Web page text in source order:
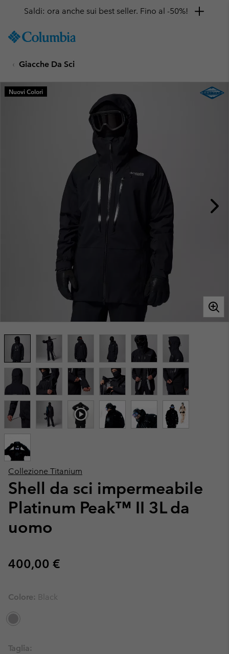
TO
SKIP
MAIN
NAV
Saldi: ora anche sui best seller. Fino al -50%!
Giacche Da Sci
Collezione Titanium
Shell da sci impermeabile
Platinum Peak™ II 3L da
uomo
Regular price:
400,00 €
Nuovi Colori
Colore: Black
Taglia: